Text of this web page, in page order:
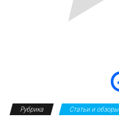
Рубрика Статьи и обзоры